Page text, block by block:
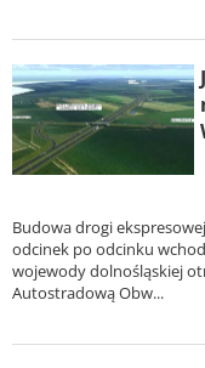
Budowa drogi
odcinek po odcinku
wojewody dolnośląskiej
Autostradową Obw...